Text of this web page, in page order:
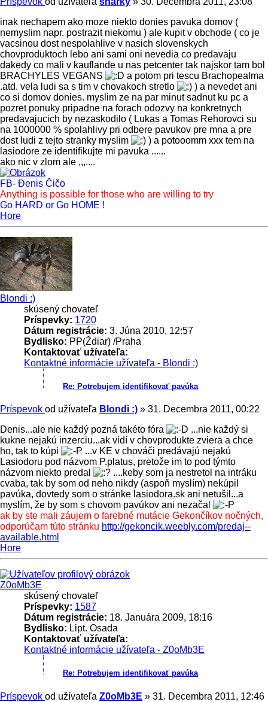
inak nechapem ako moze niekto donies pavuka domov (
nemyslim napr. postrazit niekomu ) ale kupit v obchode ( co je
vacsinou dost nespolahlive v nasich slovenskych
chovproduktoch lebo ani sami oni nevedia co predavaju
dakedy co mali v kauflande u nas petcenter tak najskor tam bol
BRACHYLES VEGANS
a potom pri tescu Brachopealma
.atd. vela ludi sa s tim v chovakoch stretlo
) a nevedet ani
co si domov donies. myslim ze na par minut sadnut ku pc a
pozret ponuky pripadne na forach odozvy na konkretnych
predavajucich by nezaskodilo ( Lukas a Tomas Rehorovci su
na 1000000 % spolahlivy pri odbere pavukov pre mna a pre
dost ludi z tejto stranky myslim
) a potooomm xxx tem na
lasiodore ze identifikujte mi pavuka ......
ako nic v zlom ale ,,,....
FB- Đenis Čičo
Anything is possible for those who are willing to try
Go HARD or Go HOME !
Hore
Blondi :)
skúsený chovateľ
Príspevky: 1720
Dátum registrácie: 3. Júna 2010, 12:57
Bydlisko: PP(Ždiar) /Praha
Kontaktovať užívateľa:
Kontaktné informácie užívateľa - Blondi :)
Re: Potrebujem identifikovať pavúka
Príspevok od užívateľa Blondi :) » 31. Decembra 2011, 00:22
Denis...ale nie každý pozná takéto fóra
...nie každý si
kukne nejakú inzerciu...ak vidí v chovprodukte zviera a chce
ho, tak to kúpi
...v KE v chováči predávajú nejakú
Lasiodoru pod názvom P.platus, pretože im to pod týmto
názvom niekto predal
....keby som ja nestretol na intráku
cvaba, tak by som od neho nikdy (aspoň myslím) nekúpil
pavúka, dovtedy som o stránke lasiodora.sk ani netušil...a
myslím, že by som s chovom pavúkov ani nezačal
ak by ste mali záujem o farebné mutácie Gekončíkov nočných,
odporúčam túto stránku http://gekoncik.weebly.com/predaj--
available.html
Hore
Z0oMb3E
skúsený chovateľ
Príspevky: 1587
Dátum registrácie: 18. Januára 2009, 18:16
Bydlisko: Lipt. Osada
Kontaktovať užívateľa:
Kontaktné informácie užívateľa - Z0oMb3E
Re: Potrebujem identifikovať pavúka
Príspevok od užívateľa Z0oMb3E » 31. Decembra 2011, 12:46